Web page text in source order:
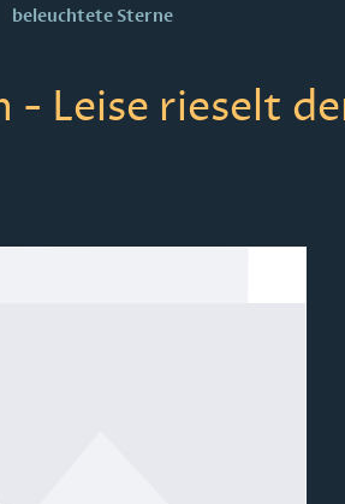
beleuchtete Sterne
Leise rieselt